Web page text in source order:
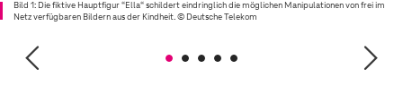
Bild 1: Die fiktive Hauptfigur “Ella“ schildert eindringlich die möglichen Manipulationen von frei im
Netz verfügbaren Bildern aus der Kindheit.© Deutsche Telekom